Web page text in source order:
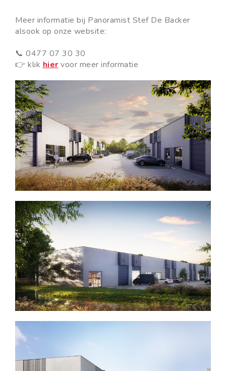
Meer informatie bij Panoramist Stef De Backer
alsook op onze website:
📞 0477 07 30 30
👉 klik hier voor meer informatie